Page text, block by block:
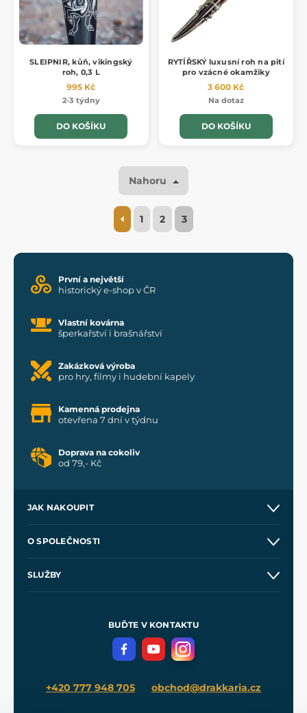
SLEIPNIR, kůň, vikingský
roh, 0,3 L
995 Kč
2-3 týdny
DO KOŠÍKU
RYTÍŘSKÝ luxusní roh na pití
pro vzácné okamžiky
3 600 Kč
Na dotaz
DO KOŠÍKU
Nahoru
1 2 3
První a největší
historický e-shop v ČR
Vlastní kovárna
šperkařství i brašnářství
Zakázková výroba
pro hry, filmy i hudební kapely
Kamenná prodejna
otevřena 7 dní v týdnu
Doprava na cokoliv
od 79,- Kč
JAK NAKOUPIT
Velkoobchod
O SPOLEČNOSTI
SLUŽBY
Meče pro Kingdom Come
BUĎTE V KONTAKTU
+420 777 948 705 obchod@drakkaria.cz